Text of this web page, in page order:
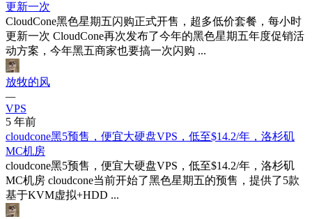
更新一次
CloudCone黑色星期五闪购正式开售，超多低价套餐，每小时
更新一次 CloudCone再次发布了今年的黑色星期五年度促销活
动方案，今年黑五商家也要搞一次闪购 ...
放牧的风
—
VPS
5 年前
cloudcone黑5预售，便宜大硬盘VPS，低至$14.2/年，洛杉矶
MC机房
cloudcone黑5预售，便宜大硬盘VPS，低至$14.2/年，洛杉矶
MC机房 cloudcone当前开始了黑色星期五的预售，提供了5款
基于KVM虚拟+HDD ...